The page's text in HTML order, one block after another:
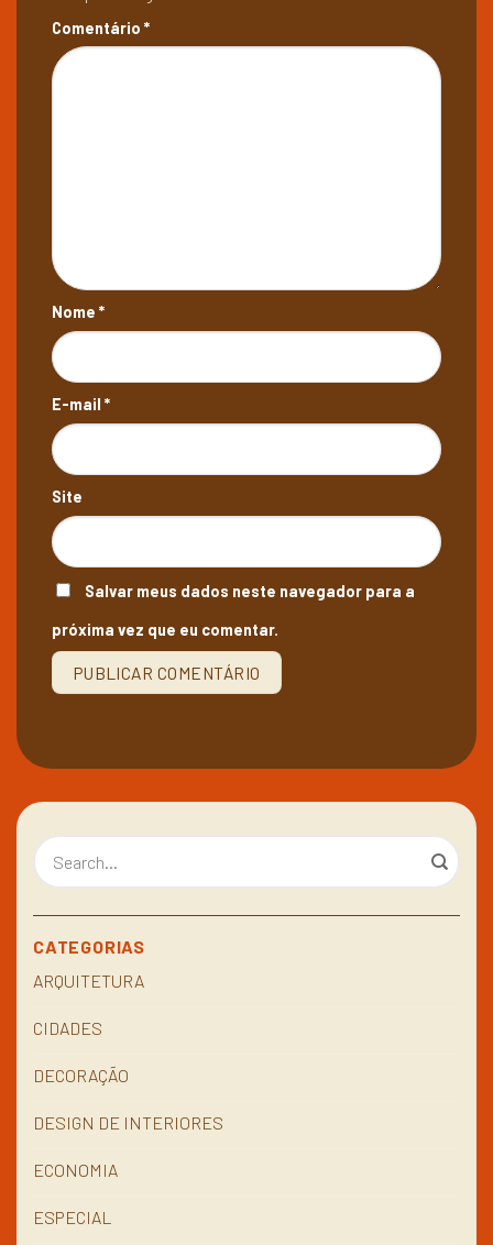
Comentário *
Nome *
E-mail *
Site
Salvar meus dados neste navegador para a
próxima vez que eu comentar.
CATEGORIAS
ARQUITETURA
CIDADES
DECORAÇÃO
DESIGN DE INTERIORES
ECONOMIA
ESPECIAL